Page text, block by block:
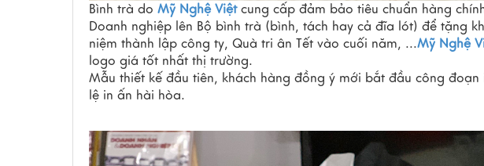
Bình trà do Mỹ Nghệ Việtcung cấp đảm bảo tiêu chuẩn hàng
Doanh nghiệp lên Bộ bình trà (bình, tách hay cả đĩa lót) để tặng
niệm thành lập công ty, Quà tri ân Tết vào cuối năm, ...Mỹ Nghệ
logo giá tốt nhất thị trường.
Mẫu thiết kế đầu tiên, khách hàng đồng ý mới bắt đầu công
lệ in ấn hài hòa.